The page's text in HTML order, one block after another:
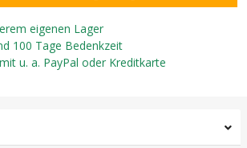
eigenen Lager
100 Tage Bedenkzeit
u. a. PayPal oder Kreditkarte